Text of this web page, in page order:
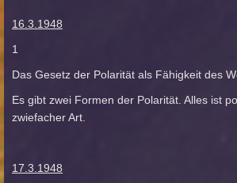
16.3.1948
1
Das Gesetz der Polarität als Fähigkeit des
Es gibt zwei Formen der Polarität. Alles ist
zwiefacher Art.
17.3.1948